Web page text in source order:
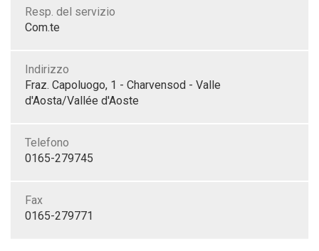
Resp. del servizio
Com.te
Indirizzo
Fraz. Capoluogo, 1 - Charvensod - Valle
d'Aosta/Vallée d'Aoste
Telefono
0165-279745
Fax
0165-279771